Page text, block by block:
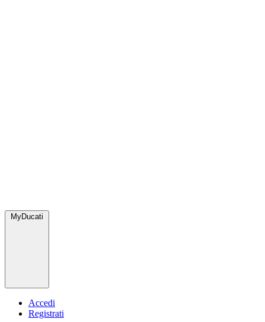
MyDucati
Accedi
Registrati